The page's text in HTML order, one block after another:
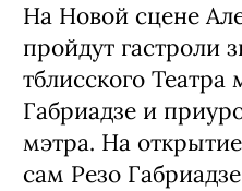
На Новой сцене
пройдут гастроли
тблисского Театра
Габриадзе и
мэтра. На
сам Резо